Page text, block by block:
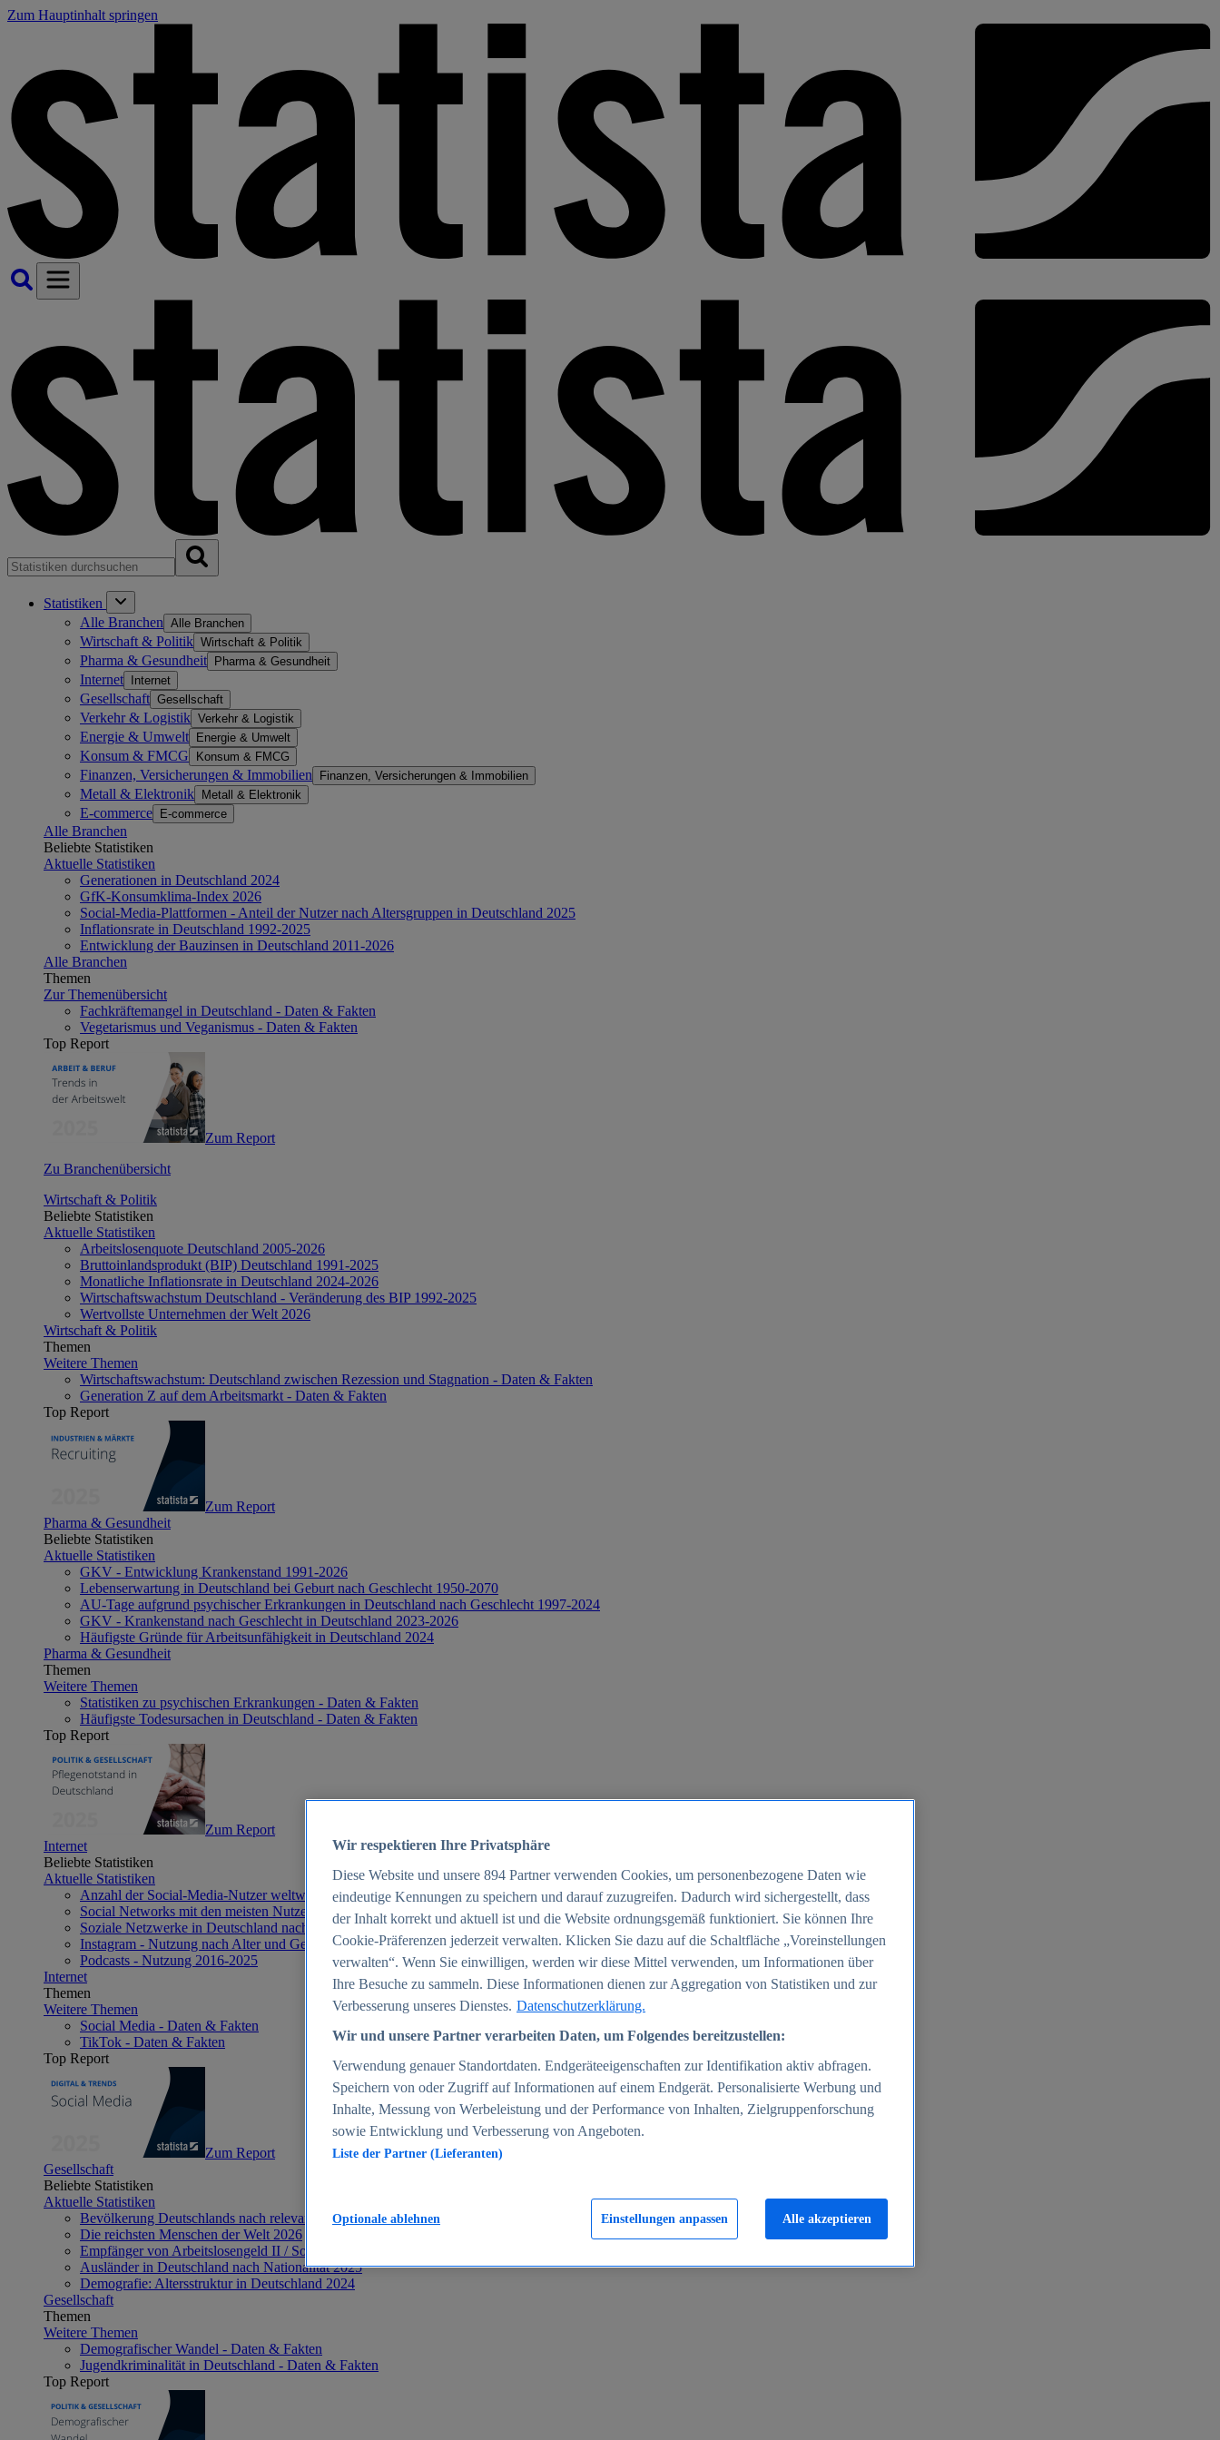
Zum Hauptinhalt springen
Statistiken
Alle Branchen Alle Branchen
Wirtschaft & Politik Wirtschaft & Politik
Pharma & Gesundheit Pharma & Gesundheit
Internet Internet
Gesellschaft Gesellschaft
Verkehr & Logistik Verkehr & Logistik
Energie & Umwelt Energie & Umwelt
Konsum & FMCG Konsum & FMCG
Finanzen, Versicherungen & Immobilien Finanzen, Versicherungen & Immobilien
Metall & Elektronik Metall & Elektronik
E-commerce E-commerce
Alle Branchen
Beliebte Statistiken
Aktuelle Statistiken
Generationen in Deutschland 2024
GfK-Konsumklima-Index 2026
Social-Media-Plattformen - Anteil der Nutzer nach Altersgruppen in Deutschland 2025
Inflationsrate in Deutschland 1992-2025
Entwicklung der Bauzinsen in Deutschland 2011-2026
Alle Branchen
Themen
Zur Themenübersicht
Fachkräftemangel in Deutschland - Daten & Fakten
Vegetarismus und Veganismus - Daten & Fakten
Top Report
Zum Report
Zu Branchenübersicht
Wirtschaft & Politik
Beliebte Statistiken
Aktuelle Statistiken
Arbeitslosenquote Deutschland 2005-2026
Bruttoinlandsprodukt (BIP) Deutschland 1991-2025
Monatliche Inflationsrate in Deutschland 2024-2026
Wirtschaftswachstum Deutschland - Veränderung des BIP 1992-2025
Wertvollste Unternehmen der Welt 2026
Wirtschaft & Politik
Themen
Weitere Themen
Wirtschaftswachstum: Deutschland zwischen Rezession und Stagnation - Daten & Fakten
Generation Z auf dem Arbeitsmarkt - Daten & Fakten
Top Report
Zum Report
Pharma & Gesundheit
Beliebte Statistiken
Aktuelle Statistiken
GKV - Entwicklung Krankenstand 1991-2026
Lebenserwartung in Deutschland bei Geburt nach Geschlecht 1950-2070
AU-Tage aufgrund psychischer Erkrankungen in Deutschland nach Geschlecht 1997-2024
GKV - Krankenstand nach Geschlecht in Deutschland 2023-2026
Häufigste Gründe für Arbeitsunfähigkeit in Deutschland 2024
Pharma & Gesundheit
Themen
Weitere Themen
Statistiken zu psychischen Erkrankungen - Daten & Fakten
Häufigste Todesursachen in Deutschland - Daten & Fakten
Top Report
Zum Report
Internet
Beliebte Statistiken
Aktuelle Statistiken
Anzahl der Social-Media-Nutzer weltweit 2012-2025
Social Networks mit den meisten Nutzern weltweit 2025
Soziale Netzwerke in Deutschland nach Generationen 2025
Instagram - Nutzung nach Alter und Geschlecht in Deutschland 2025
Podcasts - Nutzung 2016-2025
Internet
Themen
Weitere Themen
Social Media - Daten & Fakten
TikTok - Daten & Fakten
Top Report
Zum Report
Gesellschaft
Beliebte Statistiken
Aktuelle Statistiken
Bevölkerung Deutschlands nach relevanten Altersgruppen 2024
Die reichsten Menschen der Welt 2026
Empfänger von Arbeitslosengeld II / Sozialgeld / Bürgergeld in Deutschland 2005-2025
Ausländer in Deutschland nach Nationalität 2025
Demografie: Altersstruktur in Deutschland 2024
Gesellschaft
Themen
Weitere Themen
Demografischer Wandel - Daten & Fakten
Jugendkriminalität in Deutschland - Daten & Fakten
Top Report
Wir respektieren Ihre Privatsphäre
Diese Website und unsere 894 Partner verwenden Cookies, um personenbezogene Daten wie
eindeutige Kennungen zu speichern und darauf zuzugreifen. Dadurch wird sichergestellt, dass
der Inhalt korrekt und aktuell ist und die Website ordnungsgemäß funktioniert. Sie können Ihre
Cookie-Präferenzen jederzeit verwalten. Klicken Sie dazu auf die Schaltfläche „Voreinstellungen
verwalten“. Wenn Sie einwilligen, werden wir diese Mittel verwenden, um Informationen über
Ihre Besuche zu sammeln. Diese Informationen dienen zur Aggregation von Statistiken und zur
Verbesserung unseres Dienstes. Datenschutzerklärung.
Wir und unsere Partner verarbeiten Daten, um Folgendes bereitzustellen:
Verwendung genauer Standortdaten. Endgeräteeigenschaften zur Identifikation aktiv abfragen.
Speichern von oder Zugriff auf Informationen auf einem Endgerät. Personalisierte Werbung und
Inhalte, Messung von Werbeleistung und der Performance von Inhalten, Zielgruppenforschung
sowie Entwicklung und Verbesserung von Angeboten.
Liste der Partner (Lieferanten)
Einstellungen anpassen
Optionale ablehnen Alle akzeptieren